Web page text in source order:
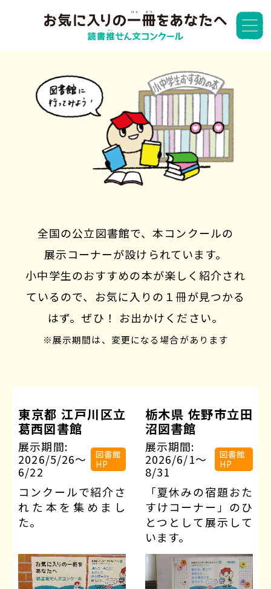
全国の公立図書館で、本コンクールの
展示コーナーが設けられています。
小中学生のおすすめの本が楽しく紹介され
ているので、お気に入りの１冊が見つかる
はず。ぜひ！ お出かけください。
※展示期間は、変更になる場合があります
東京都 江戸川区立
葛西図書館
展示期間:
2026/5/26〜
6/22
図書館
HP
コンクールで紹介さ
れた本を集めまし
た。
栃木県 佐野市立田
沼図書館
展示期間:
2026/6/1〜
8/31
図書館
HP
「夏休みの宿題おた
すけコーナー」のひ
とつとして展示して
います。